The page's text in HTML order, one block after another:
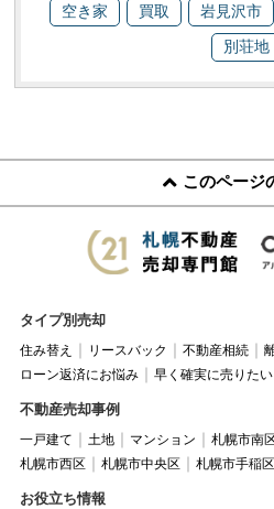
空き家
買取 岩見沢市
別荘地
このページ
タイプ別売却
住み替え リースバック 不動産相続
ローン返済にお悩み
早く確実に売りたい
不動産売却事例
一戸建て 土地 マンション 札幌市南
札幌市西区
札幌市中央区 札幌市手稲区
お役立ち情報